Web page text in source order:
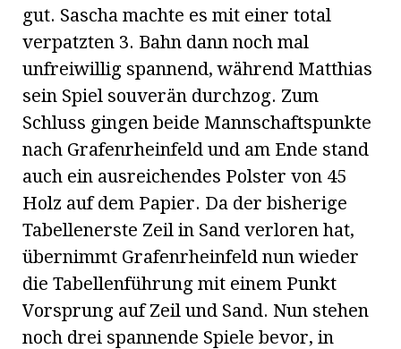
gut. Sascha machte es mit einer total
verpatzten 3. Bahn dann noch mal
unfreiwillig spannend, während Matthias
sein Spiel souverän durchzog. Zum
Schluss gingen beide Mannschaftspunkte
nach Grafenrheinfeld und am Ende stand
auch ein ausreichendes Polster von 45
Holz auf dem Papier. Da der bisherige
Tabellenerste Zeil in Sand verloren hat,
übernimmt Grafenrheinfeld nun wieder
die Tabellenführung mit einem Punkt
Vorsprung auf Zeil und Sand. Nun stehen
noch drei spannende Spiele bevor, in